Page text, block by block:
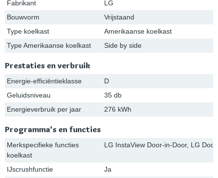
Fabrikant
LG
Bouwvorm
Vrijstaand
Type koelkast
Amerikaanse koelkast
Type Amerikaanse koelkast
Side by side
Prestaties en verbruik
Energie-efficiëntieklasse
D
Geluidsniveau
35 db
Energieverbruik per jaar
276 kWh
Programma's en functies
Merkspecifieke functies
koelkast
LG InstaView Door-in-Door, LG
IJscrushfunctie
Ja